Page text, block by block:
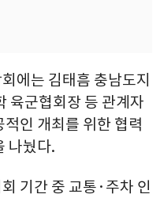
에는 김태흠 충남도지
육군협회장 등 관계자
인 개최를 위한 협력
나눴다.
기간 중 교통·주차 인